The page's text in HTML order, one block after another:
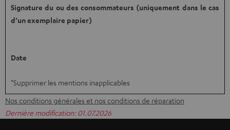
Signature du ou des consommateurs (uniquement dans le cas
d’un exemplaire papier)
Date
*Supprimer les mentions inapplicables
Nos conditions générales et nos conditions de réparation
Dernière modification: 01.07.2026